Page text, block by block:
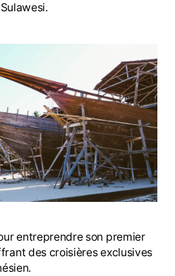
entreprendre son premier
des croisières exclusives